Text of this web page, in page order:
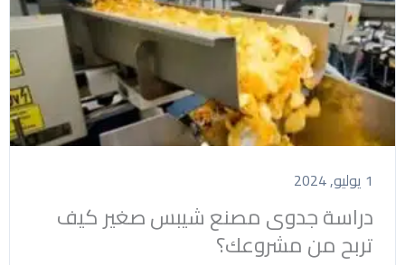
1 يوليو, 2024
دراسة جدوى مصنع شيبس صغير كيف
تربح من مشروعك؟